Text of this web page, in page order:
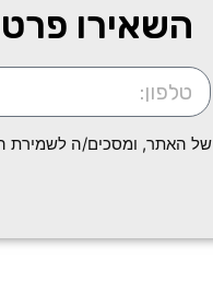
השאירו
של האתר, ומסכים/ה לשמירת